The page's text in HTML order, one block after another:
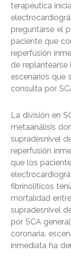
terapéutica
preguntarse el
paciente que
reperfusión
de
escenarios que
consulta por
La división en
metaanálisis
supradesnivel
reperfusión
que los
fibrinolíticos
mortalidad
supradesnivel
por SCA
coronaria,
inmediata ha